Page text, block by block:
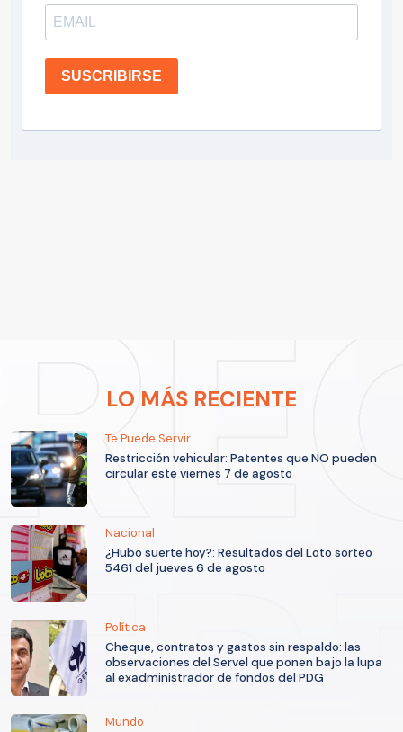
SUSCRIBIRSE
LO MÁS RECIENTE
Te Puede Servir
Restricción vehicular: Patentes que NO pueden
circular este viernes 7 de agosto
Nacional
¿Hubo suerte hoy?: Resultados del Loto sorteo
5461 del jueves 6 de agosto
Política
Cheque, contratos y gastos sin respaldo: las
observaciones del Servel que ponen bajo la lupa
al exadministrador de fondos del PDG
Mundo